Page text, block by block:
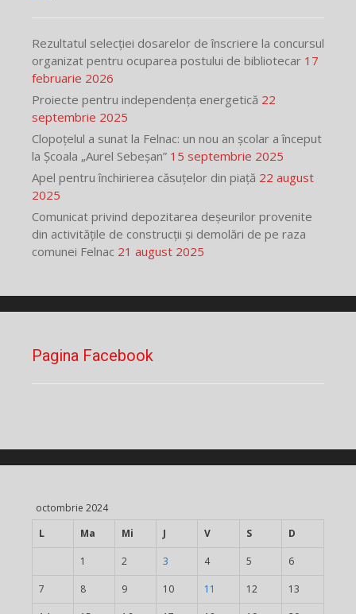
Rezultatul selecției dosarelor de înscriere la concursul
organizat pentru ocuparea postului de bibliotecar 17
februarie 2026
Proiecte pentru independența energetică 22
septembrie 2025
Clopoțelul a sunat la Felnac: un nou an școlar a început
la Școala „Aurel Sebeșan” 15 septembrie 2025
Apel pentru închirierea căsuțelor din piață 22 august
2025
Comunicat privind depozitarea deșeurilor provenite
din activitățile de construcții și demolări de pe raza
comunei Felnac 21 august 2025
Pagina Facebook
octombrie 2024
L
Ma Mi J V S D
1 2 3 4 5 6
7 8 9 10 11 12 13